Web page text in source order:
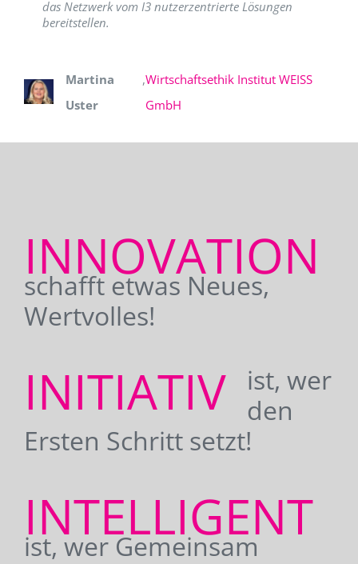
das Netzwerk vom I3 nutzerzentrierte Lösungen
bereitstellen.
Martina
Uster
,Wirtschaftsethik Institut WEISS
GmbH
INNOVATION
schafft etwas Neues,
Wertvolles!
INITIATIV
ist, wer
den
Ersten Schritt setzt!
INTELLIGENT
ist, wer Gemeinsam